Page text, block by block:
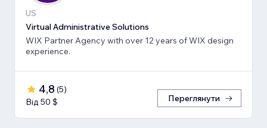
US
Virtual Administrative Solutions
WIX Partner Agency with over 12 years of WIX design
experience.
4,8 (5)
Від 50 $
Переглянути